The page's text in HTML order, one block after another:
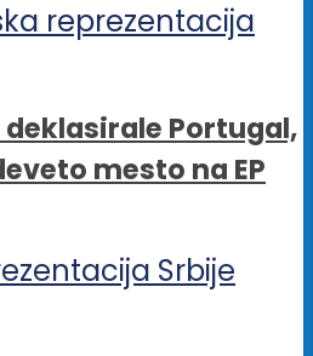
Portugal,
mesto na EP